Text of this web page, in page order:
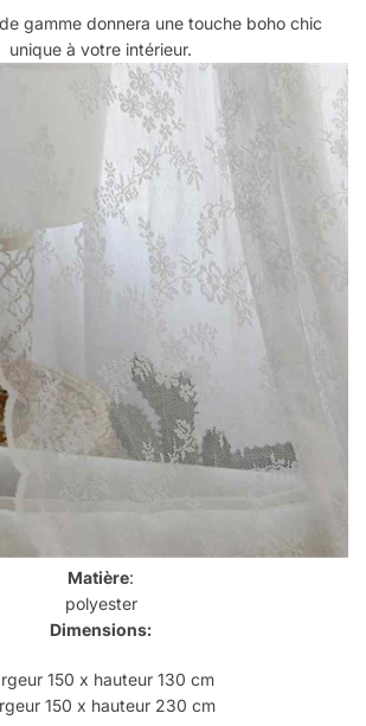
gamme donnera une touche boho chic
unique à votre intérieur.
Matière:
polyester
Dimensions:
150 x hauteur 130 cm
150 x hauteur 230 cm